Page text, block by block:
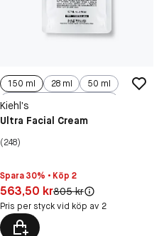
150 ml 28 ml
50 ml
Kiehl’s
Ultra Facial Cream
(248)
Spara 30% • Köp 2
Pris: 563,50 kr
563,50 krOriginal pris:
805 kr
Pris per styck vid köp av 2